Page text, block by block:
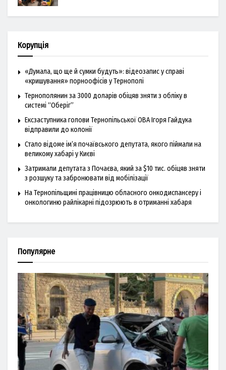
Корупція
«Думала, що ще й сумки будуть»: відеозапис у справі
«кришування» порноофісів у Тернополі
Тернополянин за 3000 доларів обіцяв зняти з обліку в
системі “Оберіг”
Ексзаступника голови Тернопільської ОВА Ігоря Гайдука
відправили до колонії
Стало відоме ім’я почаївського депутата, якого піймали на
великому хабарі у Києві
Затримали депутата з Почаєва, який за $10 тис. обіцяв зняти
з розшуку та забронювати від мобілізації
На Тернопільщині працівницю обласного онкодиспансеру і
онкологиню райлікарні підозрюють в отриманні хабаря
Популярне